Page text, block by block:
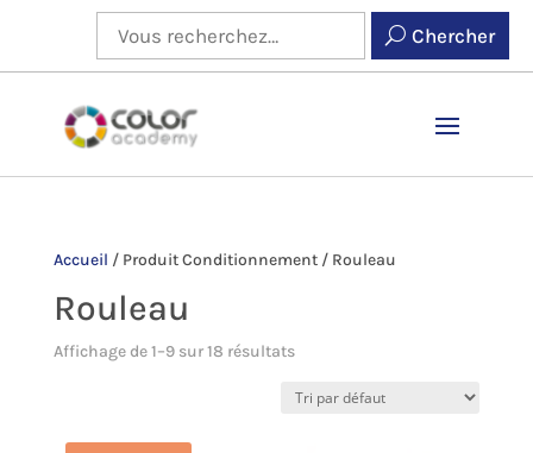
Chercher
Accueil / Produit Conditionnement/ Rouleau
Rouleau
Affichage de 1–9 sur 18 résultats